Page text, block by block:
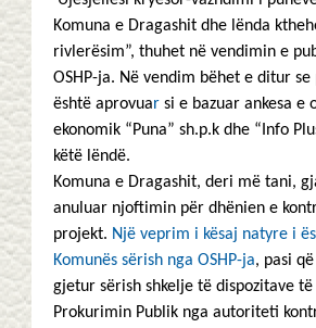
Komuna e Dragashit dhe lënda
rivlerësim”, thuhet në vendimin e
OSHP-ja. Në vendim bëhet e ditur
është aprovuar si e bazuar ankesa e
ekonomik “Puna” sh.p.k dhe “Info
këtë lëndë.
Komuna e Dragashit, deri më tani,
anuluar njoftimin për dhënien e
projekt. Një veprim i kësaj natyre i
Komunës sërish nga OSHP-ja, pasi
gjetur sërish shkelje të dispozitave
Prokurimin Publik nga autoriteti